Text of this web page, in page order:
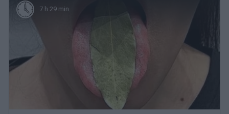
7 h 29 min